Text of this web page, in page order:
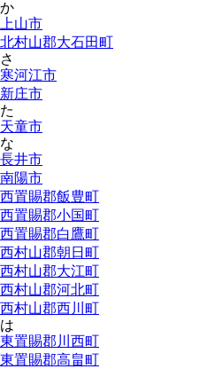
か
上山市
北村山郡大石田町
さ
寒河江市
新庄市
た
天童市
な
長井市
南陽市
西置賜郡飯豊町
西置賜郡小国町
西置賜郡白鷹町
西村山郡朝日町
西村山郡大江町
西村山郡河北町
西村山郡西川町
は
東置賜郡川西町
東置賜郡高畠町